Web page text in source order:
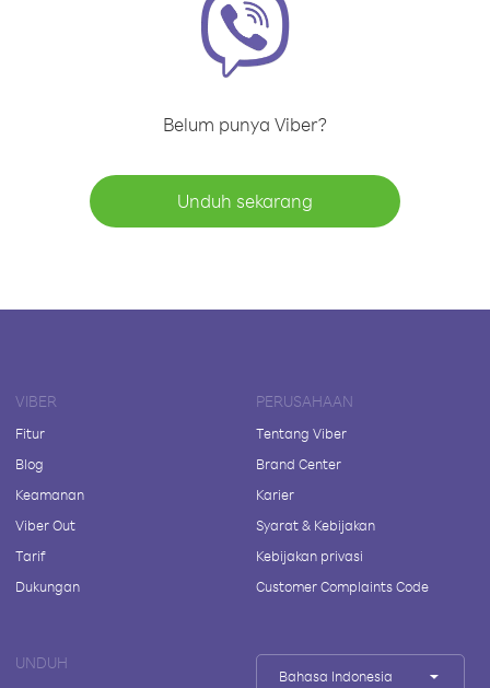
Belum punya Viber?
Unduh sekarang
VIBER
Fitur
Blog
Keamanan
Viber Out
Tarif
Dukungan
PERUSAHAAN
Tentang Viber
Brand Center
Karier
Syarat & Kebijakan
Kebijakan privasi
Customer Complaints Code
UNDUH
Bahasa Indonesia